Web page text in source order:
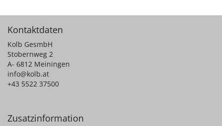
Kontaktdaten
Kolb GesmbH
Stobernweg 2
A- 6812 Meiningen
info@kolb.at
+43 5522 37500
Zusatzinformation